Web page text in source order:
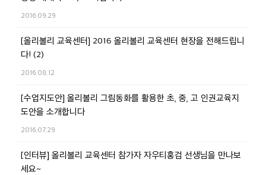
2016.09.29
[올리볼리 교육센터] 2016 올리볼리 교육센터 현장을 전해드립니
다! (2)
2016.08.12
[수업지도안] 올리볼리 그림동화를 활용한 초, 중, 고 인권교육지
도안을 소개합니다
2016.07.29
[인터뷰] 올리볼리 교육센터 참가자 자우티홍검 선생님을 만나보
세요~